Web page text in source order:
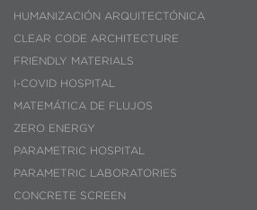
HUMANIZACIÓN ARQUITECTÓNICA
CLEAR CODE ARCHITECTURE
FRIENDLY MATERIALS
I-COVID HOSPITAL
MATEMÁTICA DE FLUJOS
ZERO ENERGY
PARAMETRIC HOSPITAL
PARAMETRIC LABORATORIES
CONCRETE SCREEN